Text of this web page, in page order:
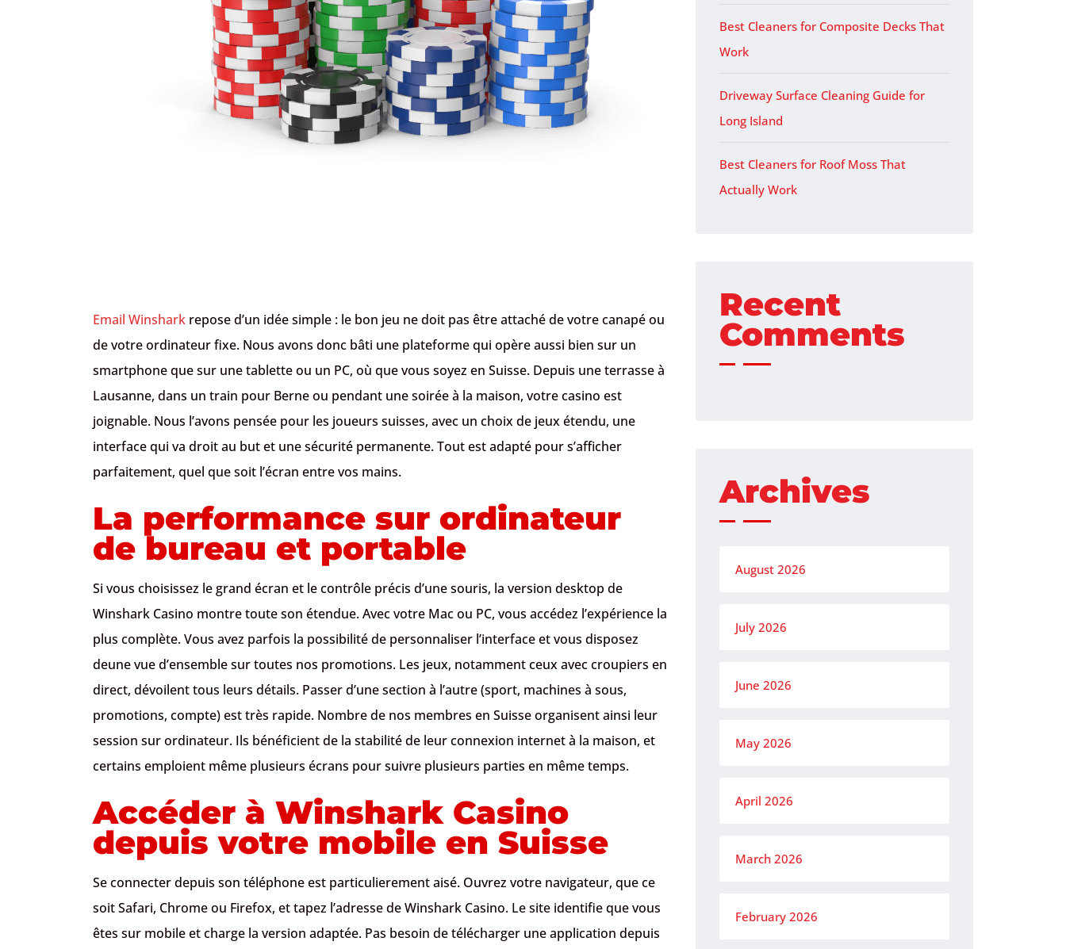
Email Winshark repose d’un idée simple : le bon jeu ne doit pas être attaché de votre canapé ou
de votre ordinateur fixe. Nous avons donc bâti une plateforme qui opère aussi bien sur un
smartphone que sur une tablette ou un PC, où que vous soyez en Suisse. Depuis une terrasse à
Lausanne, dans un train pour Berne ou pendant une soirée à la maison, votre casino est
joignable. Nous l’avons pensée pour les joueurs suisses, avec un choix de jeux étendu, une
interface qui va droit au but et une sécurité permanente. Tout est adapté pour s’afficher
parfaitement, quel que soit l’écran entre vos mains.
La performance sur ordinateur
de bureau et portable
Si vous choisissez le grand écran et le contrôle précis d’une souris, la version desktop de
Winshark Casino montre toute son étendue. Avec votre Mac ou PC, vous accédez l’expérience la
plus complète. Vous avez parfois la possibilité de personnaliser l’interface et vous disposez
deune vue d’ensemble sur toutes nos promotions. Les jeux, notamment ceux avec croupiers en
direct, dévoilent tous leurs détails. Passer d’une section à l’autre (sport, machines à sous,
promotions, compte) est très rapide. Nombre de nos membres en Suisse organisent ainsi leur
session sur ordinateur. Ils bénéficient de la stabilité de leur connexion internet à la maison, et
certains emploient même plusieurs écrans pour suivre plusieurs parties en même temps.
Accéder à Winshark Casino
depuis votre mobile en Suisse
Se connecter depuis son téléphone est particulierement aisé. Ouvrez votre navigateur, que ce
soit Safari, Chrome ou Firefox, et tapez l’adresse de Winshark Casino. Le site identifie que vous
êtes sur mobile et charge la version adaptée. Pas besoin de télécharger une application depuis
Best Cleaners for Composite Decks That
Work
Driveway Surface Cleaning Guide for
Long Island
Best Cleaners for Roof Moss That
Actually Work
Recent
Comments
Archives
August 2026
July 2026
June 2026
May 2026
April 2026
March 2026
February 2026